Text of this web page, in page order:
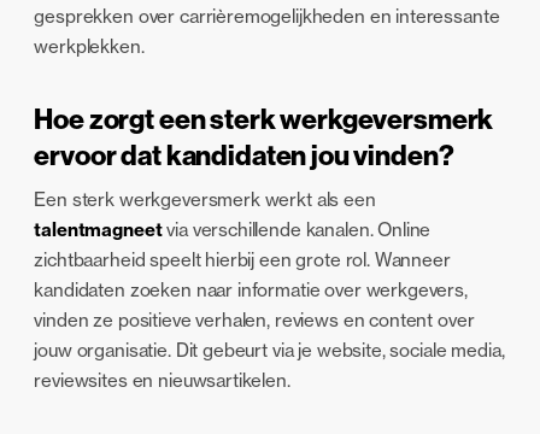
gesprekken over carrièremogelijkheden en interessante
werkplekken.
Hoe zorgt een sterk werkgeversmerk
ervoor dat kandidaten jou vinden?
Een sterk werkgeversmerk werkt als een
talentmagneetvia verschillende kanalen. Online
zichtbaarheid speelt hierbij een grote rol. Wanneer
kandidaten zoeken naar informatie over werkgevers,
vinden ze positieve verhalen, reviews en content over
jouw organisatie. Dit gebeurt via je website, sociale media,
reviewsites en nieuwsartikelen.